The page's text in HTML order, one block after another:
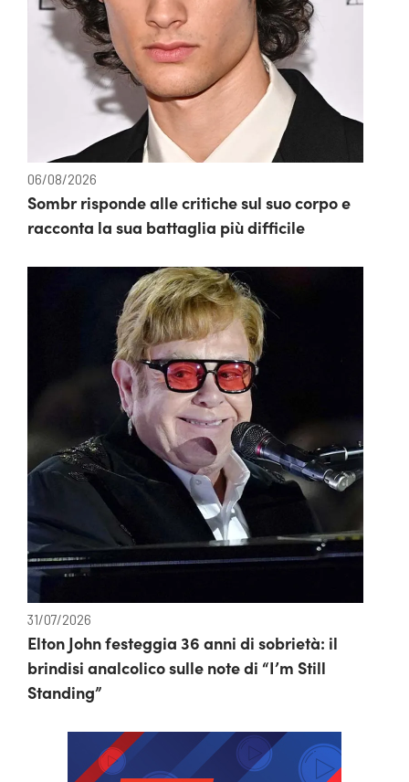
06/08/2026
Sombr risponde alle critiche sul suo corpo e
racconta la sua battaglia più difficile
31/07/2026
Elton John festeggia 36 anni di sobrietà: il
brindisi analcolico sulle note di “I’m Still
Standing”